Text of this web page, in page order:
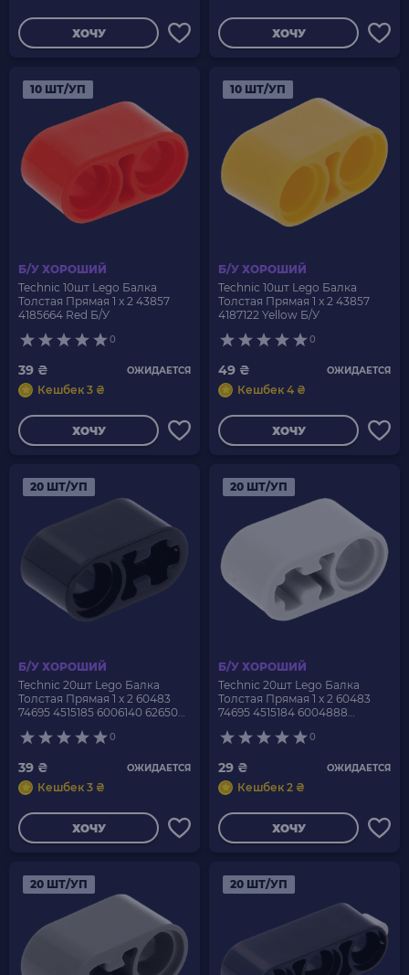
ХОЧУ ХОЧУ
10 ШТ/УП
Б/У ХОРОШИЙ
Technic 10шт Lego Балка
Толстая Прямая 1 x 2 43857
4185664 Red Б/У
0
39 ₴ ОЖИДАЕТСЯ
Кешбек 3 ₴
ХОЧУ
10 ШТ/УП
Б/У ХОРОШИЙ
Technic 10шт Lego Балка
Толстая Прямая 1 x 2 43857
4187122 Yellow Б/У
0
49 ₴ ОЖИДАЕТСЯ
Кешбек 4 ₴
ХОЧУ
20 ШТ/УП
Б/У ХОРОШИЙ
Technic 20шт Lego Балка
Толстая Прямая 1 x 2 60483
74695 4515185 6006140 6265091
0
39 ₴ ОЖИДАЕТСЯ
Кешбек 3 ₴
ХОЧУ
20 ШТ/УП
Б/У ХОРОШИЙ
Technic 20шт Lego Балка
Толстая Прямая 1 x 2 60483
74695 4515184 6004888
0
29 ₴ ОЖИДАЕТСЯ
Кешбек 2 ₴
ХОЧУ
20 ШТ/УП 20 ШТ/УП